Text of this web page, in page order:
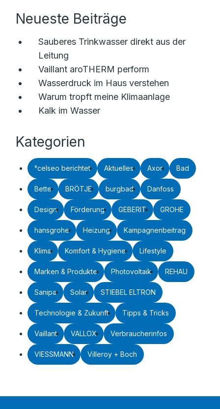
Neueste Beiträge
Sauberes Trinkwasser direkt aus der
Leitung
Vaillant aroTHERM perform
Wasserdruck im Haus verstehen
Warum tropft meine Klimaanlage
Kalk im Wasser
Kategorien
°celseo berichtet Aktuelles Axor Bad
Bette BRÖTJE burgbad Danfoss
Design Förderung GEBERIT GROHE
hansgrohe Heizung Kampagnenbeitrag
Klima Komfort & Hygiene Lifestyle
Marken & Produkte Photovoltaik REHAU
Sanipa Solar STIEBEL ELTRON
Technologie & Zukunft Tipps & Tricks
Vaillant VALLOX Verbraucherinfos
VIESSMANN Villeroy + Boch